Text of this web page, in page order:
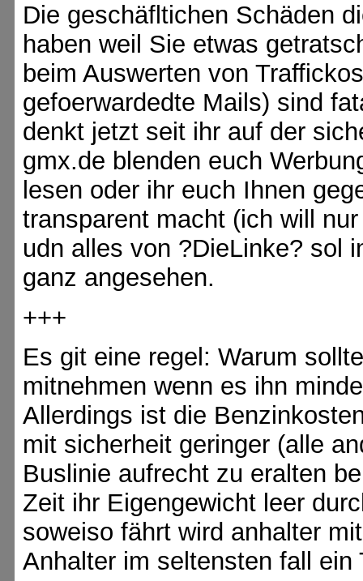
Die geschäfltichen Schäden
haben weil Sie etwas
beim Auswerten von
gefoerwardedte Mails) sind
denkt jetzt seit ihr auf der
gmx.de blenden euch
lesen oder ihr euch Ihnen
transparent macht (ich will
udn alles von ?DieLinke? sol
ganz angesehen.
+++
Es git eine regel: Warum
mitnehmen wenn es ihn
Allerdings ist die
mit sicherheit geringer (alle
Buslinie aufrecht zu eralten
Zeit ihr Eigengewicht leer
soweiso fährt wird anhalter
Anhalter im seltensten fall